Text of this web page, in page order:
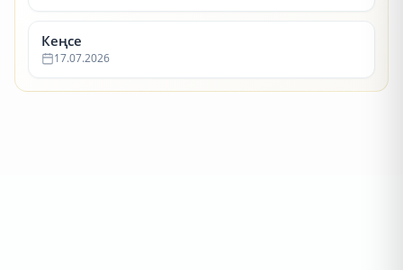
Кеңсе
17.07.2026